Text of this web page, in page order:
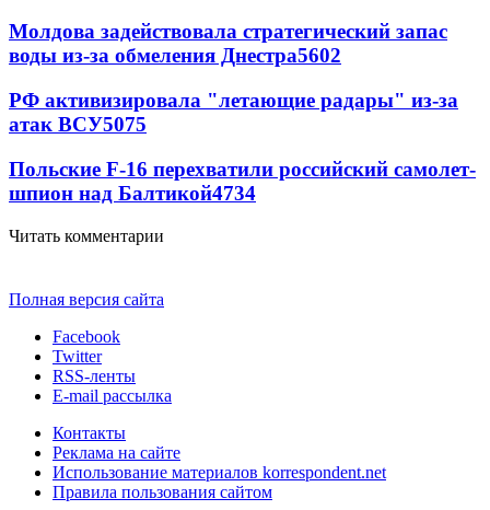
Молдова задействовала стратегический запас
воды из-за обмеления Днестра5602
РФ активизировала "летающие радары" из-за
атак ВСУ5075
Польские F-16 перехватили российский самолет-
шпион над Балтикой4734
Читать комментарии
Полная версия сайта
Facebook
Twitter
RSS-ленты
E-mail рассылка
Контакты
Реклама на сайте
Использование материалов korrespondent.net
Правила пользования сайтом